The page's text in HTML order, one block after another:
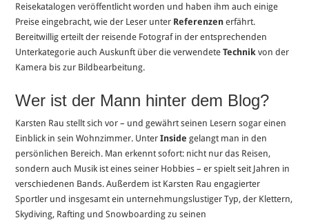
Reisekatalogen veröffentlicht worden und haben ihm auch einige
Preise eingebracht, wie der Leser unter Referenzenerfährt.
Bereitwillig erteilt der reisende Fotograf in der entsprechenden
Unterkategorie auch Auskunft über die verwendeteTechnikvon der
Kamera bis zur Bildbearbeitung.
Wer ist der Mann hinter dem Blog?
Karsten Rau stellt sich vor – und gewährt seinen Lesern sogar einen
Einblick in sein Wohnzimmer. UnterInsidegelangt man in den
persönlichen Bereich. Man erkennt sofort: nicht nur das Reisen,
sondern auch Musik ist eines seiner Hobbies – er spielt seit Jahren in
verschiedenen Bands. Außerdem ist Karsten Rau engagierter
Sportler und insgesamt ein unternehmungslustiger Typ, der Klettern,
Skydiving, Rafting und Snowboarding zu seinen